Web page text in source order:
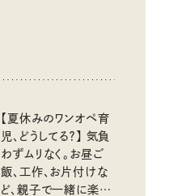
【夏休みのワンオペ育
児、どうしてる？】 気負
わずムリなく。お昼ご
飯、工作、お片付けな
ど、親子で一緒に楽し